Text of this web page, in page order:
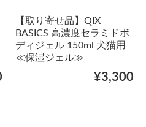
【取り寄せ品】QIX
BASICS 高濃度セラミドボ
ディジェル 150ml 犬猫用
≪保湿ジェル≫
¥3,300